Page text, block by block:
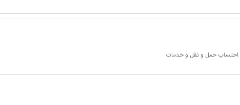
احتساب حمل و نقل و خدمات